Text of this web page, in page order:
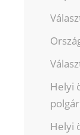
Helyi
Helyi